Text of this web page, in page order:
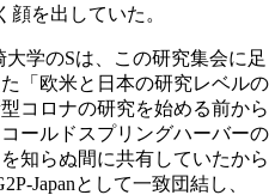
を出していた。
学のSは、この研究集会に足
「欧米と日本の研究レベルの
コロナの研究を始める前から
ールドスプリングハーバーの
知らぬ間に共有していたから
Japanとして一致団結し、